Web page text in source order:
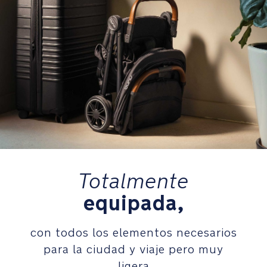
niños
de
cualquier
envergadura
La
transporte
incluida
almacenar
el
Totalmente
equipada,
con todos los elementos necesarios
para la ciudad y viaje pero muy